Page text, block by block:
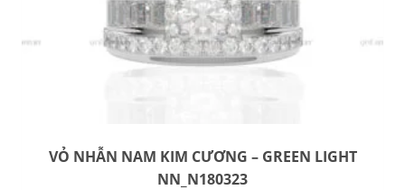
VỎ NHẪN NAM KIM CƯƠNG – GREEN LIGHT
NN_N180323